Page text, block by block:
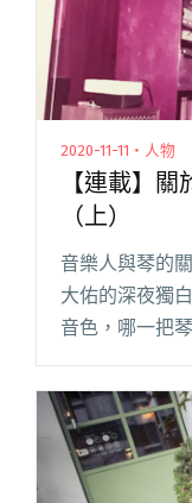
2020-11-11・人物
【連載】
（上）
音樂人與琴的
大佑的深夜獨
音色，哪一把
琴與人、歌共
問：羅大佑是
載】關於愛琴